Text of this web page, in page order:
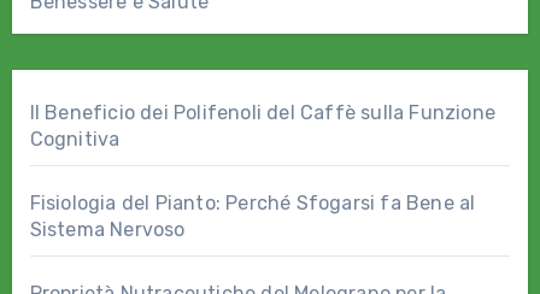
Il Beneficio dei Polifenoli del Caffè sulla Funzione
Cognitiva
Fisiologia del Pianto: Perché Sfogarsi fa Bene al
Sistema Nervoso